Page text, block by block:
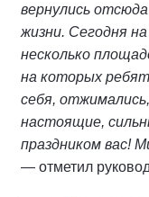
вернулись
жизни. Сегодня
несколько
на которых
себя,
настоящие,
праздником вас!
— отметил